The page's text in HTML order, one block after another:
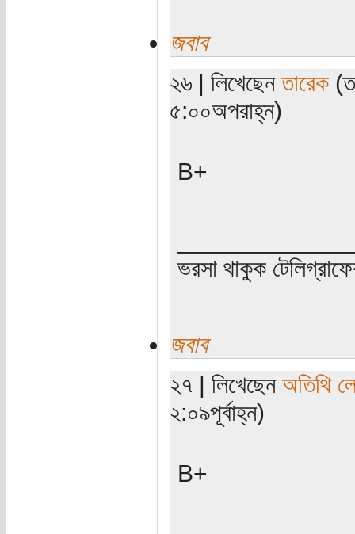
জবাব
২৬ | লিখেছেনতারেক
৫:০০অপরাহ্ন)
B+
ভরসা থাকুক
জবাব
২৭ | লিখেছেন অতিথি
২:০৯পূর্বাহ্ন)
B+